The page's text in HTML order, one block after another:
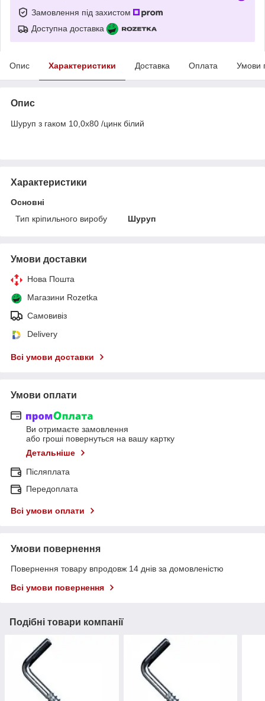
Замовлення під захистом
Доступна доставка
Опис Характеристики Доставка Оплата Умови
Опис
Шуруп з гаком 10,0х80 /цинк білий
Характеристики
Основні
Тип кріпильного виробу
Шуруп
Умови доставки
Нова Пошта
Магазини Rozetka
Самовивіз
Delivery
Всі умови доставки
Умови оплати
Ви отримаєте замовлення
або гроші повернуться на вашу картку
Детальніше
Післяплата
Передоплата
Всі умови оплати
Умови повернення
Повернення товару впродовж 14 днів за домовленістю
Всі умови повернення
Подібні товари компанії